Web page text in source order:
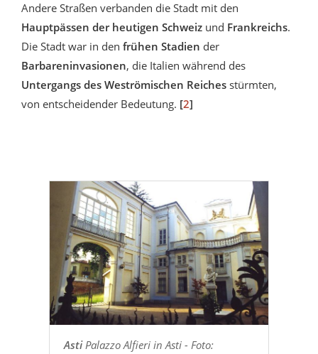
Andere Straßen verbanden die Stadt mit den
Hauptpässen der heutigen Schweiz und Frankreichs.
Die Stadt war in den frühen Stadien der
Barbareninvasionen, die Italien während des
Untergangs des Weströmischen Reiches stürmten,
von entscheidender Bedeutung. [2]
AstiPalazzo Alfieri in Asti - Foto: